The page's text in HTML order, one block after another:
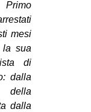
Primo
mesi
la sua
di
dalla
della
dalla